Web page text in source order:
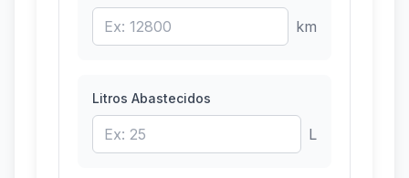
km
Litros Abastecidos
L